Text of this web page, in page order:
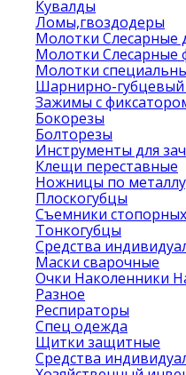
Кувалды
Ломы,гвоздодеры
Молотки Слесарные
Молотки Слесарные
Молотки
Шарнирно-губцевый
Зажимы с
Бокорезы
Болторезы
Инструменты для
Клещи переставные
Ножницы по
Плоскогубцы
Съемники
Тонкогубцы
Средства
Маски сварочные
Очки Наколенники
Разное
Респираторы
Спец одежда
Щитки защитные
Средства